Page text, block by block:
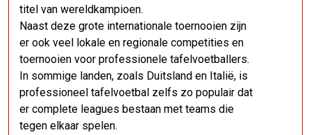
titel van wereldkampioen.
Naast deze grote internationale toernooien zijn
er ook veel lokale en regionale competities en
toernooien voor professionele tafelvoetballers.
In sommige landen, zoals Duitsland en Italië, is
professioneel tafelvoetbal zelfs zo populair dat
er complete leagues bestaan met teams die
tegen elkaar spelen.